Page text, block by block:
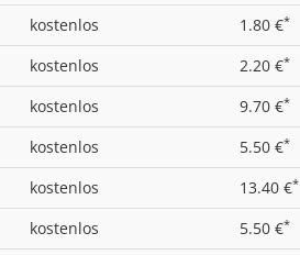
kostenlos 1.80 €*
kostenlos 2.20 €*
kostenlos 9.70 €*
kostenlos 5.50 €*
kostenlos 13.40 €*
kostenlos 5.50 €*